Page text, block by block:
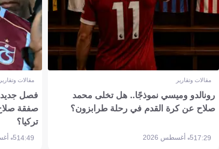
مقالات وتقارير
رونالدو وميسي نموذجًا.. هل تخلى محمد
صلاح عن كرة القدم في رحلة طرابزون؟
17:295 أغسطس 2026
مقالات
فصل جديد
صفقة
تركيا؟
14:495 أغسطس 2026